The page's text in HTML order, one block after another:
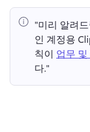
"미리 알려
인 계정용
칙이 업무
다."